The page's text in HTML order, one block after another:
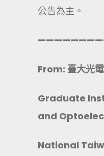
公告為主。
From: 臺大光
Graduate
and
National